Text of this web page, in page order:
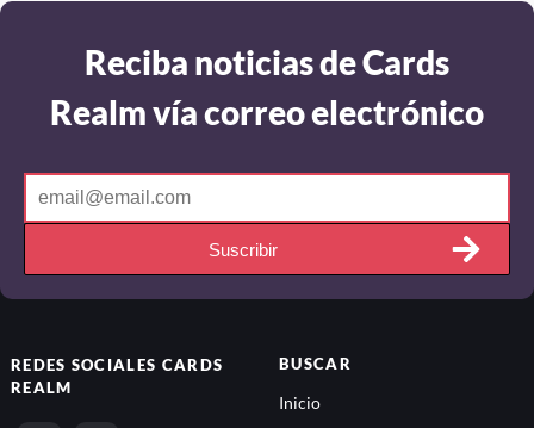
Reciba noticias de Cards
Realm vía correo electrónico
Suscribir
REDES SOCIALES CARDS
REALM
BUSCAR
Inicio